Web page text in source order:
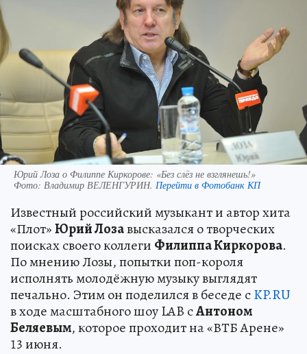
Юрий Лоза о Филиппе Киркорове: «Без слёз не взглянешь!»
Фото: Владимир ВЕЛЕНГУРИН. Перейти в Фотобанк КП
Известный российский музыкант и автор хита
«Плот»Юрий Лозавысказался о творческих
поисках своего коллеги Филиппа Киркорова.
По мнению Лозы, попытки поп-короля
исполнять молодёжную музыку выглядят
печально. Этим он поделился в беседе сKP.RU
в ходе масштабного шоу LAB сАнтоном
Беляевым, которое проходит на «ВТБ Арене»
13 июня.